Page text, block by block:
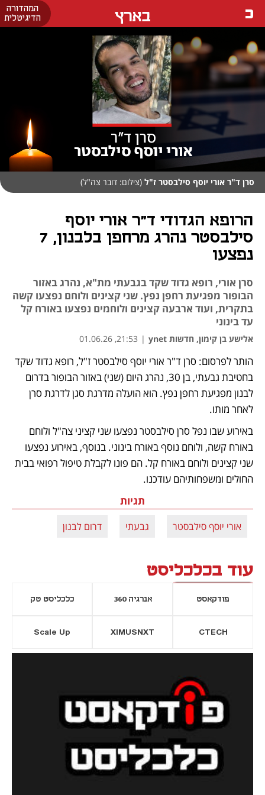
המהדורה
הדיגיטלית
בארץ
סרן ד"ר אורי יוסף סילבסטר ז"ל (צילום: דובר צה"ל)
הרופא הגדודי ד"ר אורי יוסף
סילבסטר נהרג מרחפן בלבנון, 7
נפצעו
סרן אורי, רופא גדוד שקד בגבעתי מת"א, נהרג באזור
הבופור מפגיעת רחפן נפץ. שני קצינים ולוחם נפצעו קשה
בתקרית, ועוד ארבעה קצינים ולוחמים נפצעו באורח קל
עד בינוני
אלישע בן קימון, חדשות ynet |
21:53, 01.06.26
לאחר מותו.
החולים ומשפחותיהם עודכנו.
תגיות
אורי יוסף סילבסטר גבעתי דרום לבנון
עוד בכלכליסט
פודקאסט אנרגיה 360 כלכליסט טק
CTECH
XIMUSNXT
Scale Up
נפתח בכרטיסייה חדשה חדשה